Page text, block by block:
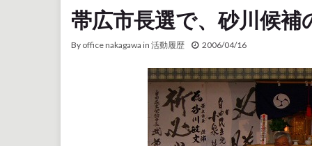
帯広市長選で、砂川候
By office nakagawa in 活動履歴 2006/04/16